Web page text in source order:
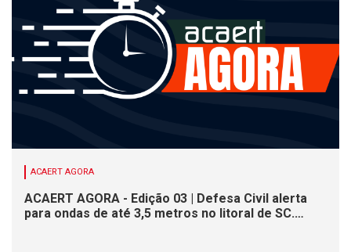
ACAERT AGORA
ACAERT AGORA - Edição 03 | Defesa Civil alerta
para ondas de até 3,5 metros no litoral de SC.